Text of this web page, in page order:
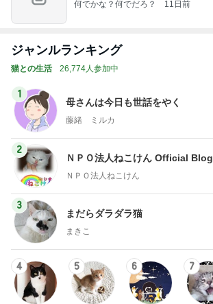
何でかな？何でだろ？ 11日前
ジャンルランキング
猫との生活 26,774人参加中
1
母さんは今日も世話をやく
藤緒 ミルカ
2
ＮＰＯ法人ねこけん Official Blog
ＮＰＯ法人ねこけん
3
まだらダラダラ猫
まきこ
4 5 6 7